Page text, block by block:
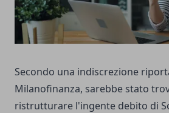
Secondo una indiscrezione
Milanofinanza, sarebbe stato
ristrutturare l'ingente debito di